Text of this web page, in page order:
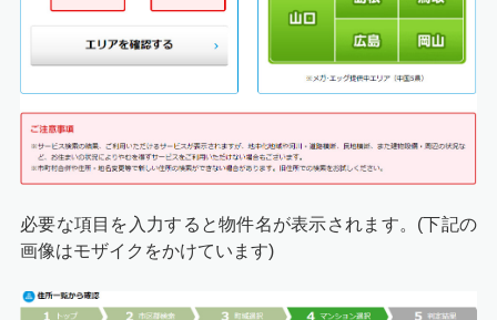
必要な項目を入力すると物件名が表示されます。(下記の
画像はモザイクをかけています)